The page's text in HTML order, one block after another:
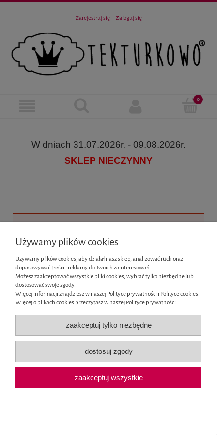
Zarejestruj się Zaloguj się
W dniach 31.07.2026r. - 09.08.2026r.
SKLEP NIECZYNNY
Moje konto
Płatności i dostawa
O nas
pokaż pełną wersję strony
Sklep internetowy Shoper.pl
Używamy plików cookies
Używamy plików cookies, aby działał nasz sklep, analizować ruch oraz
dopasowywać treści i reklamy do Twoich zainteresowań.
Możesz zaakceptować wszystkie pliki cookies, wybrać tylko niezbędne lub
dostosować swoje zgody.
Więcej informacji znajdziesz w naszej Polityce prywatności i Polityce cookies.
Więcej o plikach cookies przeczytasz w naszej Polityce prywatności.
zaakceptuj tylko niezbędne
dostosuj zgody
zaakceptuj wszystkie